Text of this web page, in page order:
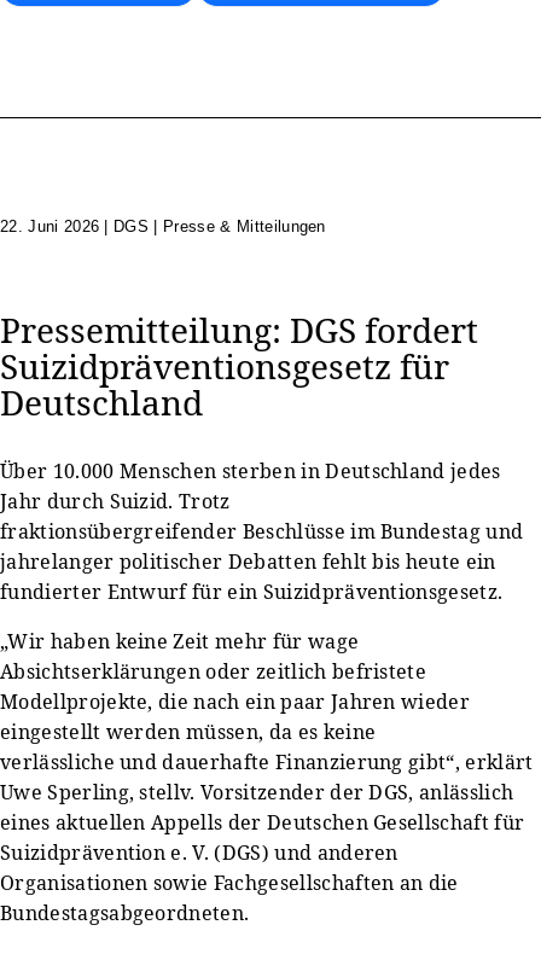
22. Juni 2026 DGS | Presse & Mitteilungen
Pressemitteilung: DGS fordert
Suizidpräventionsgesetz für
Deutschland
Über 10.000 Menschen sterben in Deutschland jedes
Jahr durch Suizid. Trotz
fraktionsübergreifender Beschlüsse im Bundestag und
jahrelanger politischer Debatten fehlt bis heute ein
fundierter Entwurf für ein Suizidpräventionsgesetz.
„Wir haben keine Zeit mehr für wage
Absichtserklärungen oder zeitlich befristete
Modellprojekte, die nach ein paar Jahren wieder
eingestellt werden müssen, da es keine
verlässliche und dauerhafte Finanzierung gibt“, erklärt
Uwe Sperling, stellv. Vorsitzender der DGS, anlässlich
eines aktuellen Appells der Deutschen Gesellschaft für
Suizidprävention e. V. (DGS) und anderen
Organisationen sowie Fachgesellschaften an die
Bundestagsabgeordneten.